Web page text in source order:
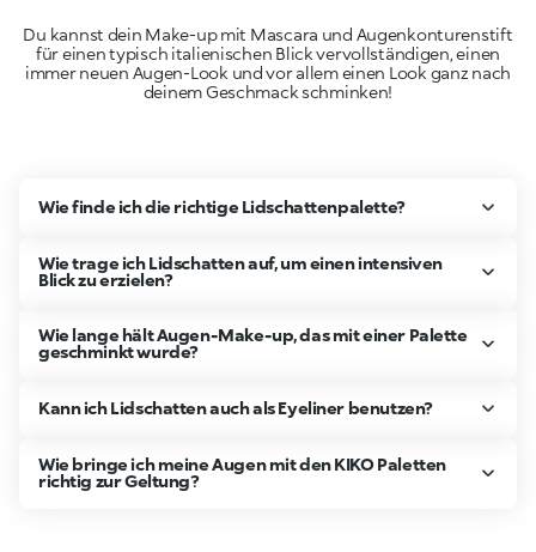
Du kannst dein Make-up mit Mascara und Augenkonturenstift
für einen typisch italienischen Blick vervollständigen, einen
immer neuen Augen-Look und vor allem einen Look ganz nach
deinem Geschmack schminken!
Wie finde ich die richtige Lidschattenpalette?
Wie trage ich Lidschatten auf, um einen intensiven
Blick zu erzielen?
Wie lange hält Augen-Make-up, das mit einer Palette
geschminkt wurde?
Kann ich Lidschatten auch als Eyeliner benutzen?
Wie bringe ich meine Augen mit den KIKO Paletten
richtig zur Geltung?